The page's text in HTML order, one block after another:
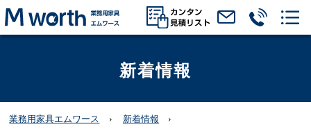
新着情報
業務用家具エムワース
新着情報